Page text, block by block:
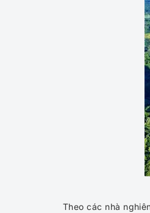
Theo các nhà